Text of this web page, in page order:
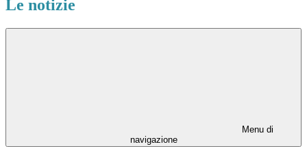
Le notizie
Menu di
navigazione